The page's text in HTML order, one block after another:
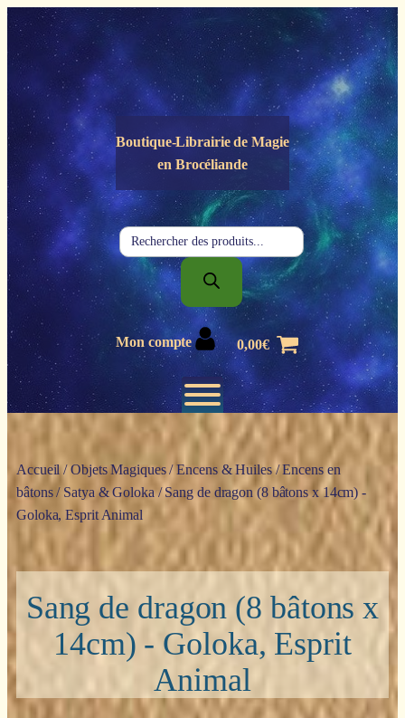
Panneau de gestion des cookies
Boutique-Librairie deMagie
en Brocéliande
Recherche
de
produits
Mon compte 0,00€
Accueil/Objets Magiques/Encens & Huiles/Encens en
bâtons/ Satya & Goloka/ Sang de dragon (8 bâtons x 14cm) -
Goloka, Esprit Animal
Sang de dragon (8 bâtons x
14cm) - Goloka, Esprit
Animal